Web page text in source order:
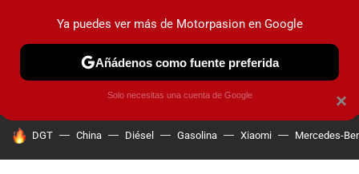
PRUEBAS COCHES ELÉCTRICOS OBSERVATORIO
HOY SE HABLA DE
DGT China Diésel Gasolina Xiaomi Mercedes-
×
Ya puedes ver más de Motorpasion en Google
Añádenos como fuente preferida
Solo necesitas una cuenta de Google